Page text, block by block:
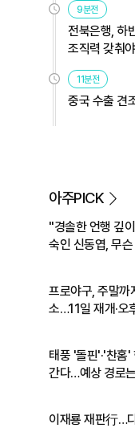
9분전
전북은행, 하
조직력 갖춰
11분전
중국 수출 견
아주PICK
"경솔한 언행 깊
숙인 신동엽, 무
프로야구, 주말까
소…11일 재개·오
태풍 '돌핀'·'찬홈'
간다…예상 경로
이재룡 재판行…